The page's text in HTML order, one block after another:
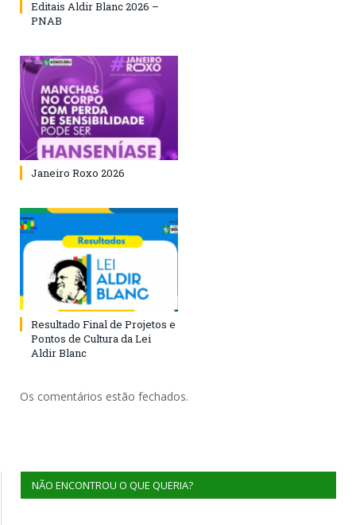
Editais Aldir Blanc 2026 –
PNAB
Janeiro Roxo 2026
Resultado Final de Projetos e
Pontos de Cultura da Lei
Aldir Blanc
Os comentários estão fechados.
NÃO ENCONTROU O QUE QUERIA?